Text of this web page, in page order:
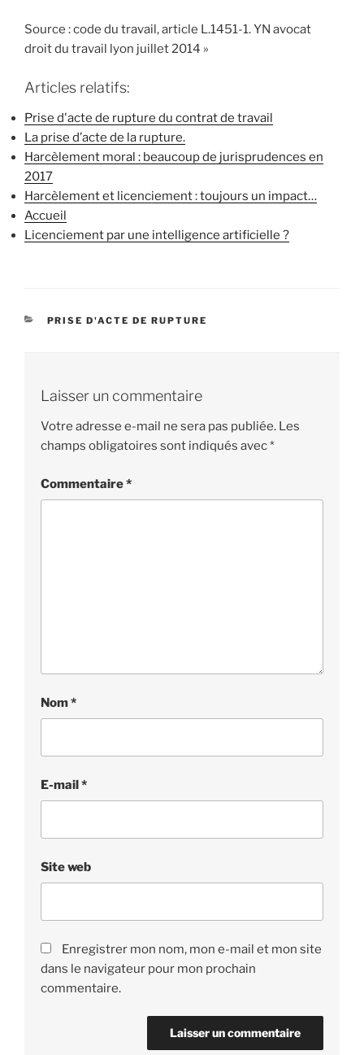
Source : code du travail, article L.1451-1. YN avocat
droit du travail lyon juillet 2014 »
Articles relatifs:
Prise d'acte de rupture du contrat de travail
La prise d’acte de la rupture.
Harcèlement moral : beaucoup de jurisprudences en
2017
Harcèlement et licenciement : toujours un impact…
Accueil
Licenciement par une intelligence artificielle ?
CATÉGORIES
PRISE D'ACTE DE RUPTURE
Laisser un commentaire
Votre adresse e-mail ne sera pas publiée. Les
champs obligatoires sont indiqués avec*
Commentaire*
Nom*
E-mail*
Site web
Enregistrer mon nom, mon e-mail et mon site
dans le navigateur pour mon prochain
commentaire.